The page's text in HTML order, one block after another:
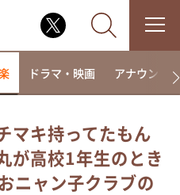
ドラマ・映画 アナウンサー
マキ持ってたもん
高校1年生のとき
ニャン子クラブの